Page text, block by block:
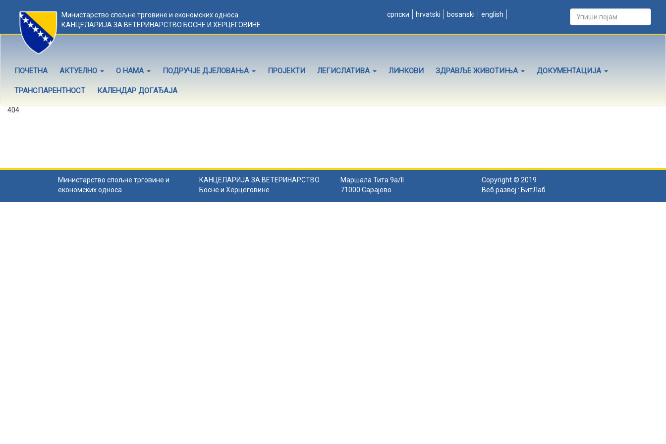
Министарство спољне трговине и економских односа
КАНЦЕЛАРИЈА ЗА ВЕТЕРИНАРСТВО БОСНЕ И ХЕРЦЕГОВИНЕ
српски hrvatski bosanski english
ПОЧЕТНА АКТУЕЛНО О НАМА ПОДРУЧЈЕ ДЈЕЛОВАЊА ПРОЈЕКТИ ЛЕГИСЛАТИВА ЛИНКОВИ ЗДРАВЉЕ ЖИВОТИЊА ДОКУМЕНТАЦИЈА
ТРАНСПАРЕНТНОСТ КАЛЕНДАР ДОГАЂАЈА
404
Министарство спољне трговине и
економских односа
КАНЦЕЛАРИЈА ЗА ВЕТЕРИНАРСТВО
Босне и Херцеговине
Маршала Тита 9а/II
71000 Сарајево
Copyright © 2019
Веб развој : БитЛаб